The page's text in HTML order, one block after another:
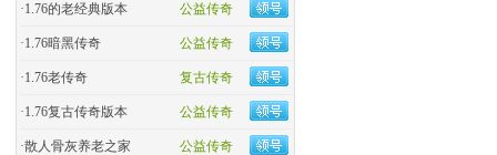
公益传奇
·1.76的老经典版本
公益传奇
·1.76暗黑传奇
复古传奇
·1.76老传奇
公益传奇
·1.76复古传奇版本
公益传奇
·散人骨灰养老之家